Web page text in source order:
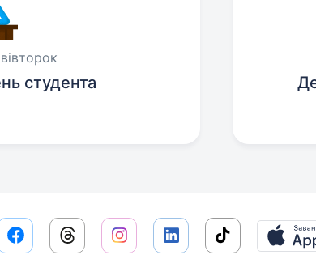
студента